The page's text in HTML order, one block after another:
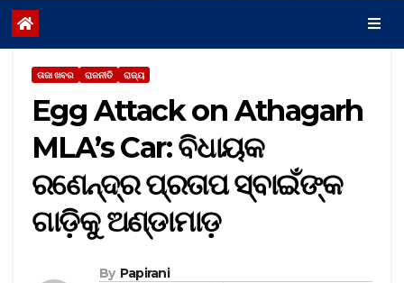
ତାଜା ଖବର ରାଜନୀତି ରାଜ୍ୟ
Egg Attack on Athagarh
MLA’s Car: ବିଧାୟକ
ରଣେନ୍ଦ୍ର ପ୍ରତାପ ସ୍ବାଇଁଙ୍କ
ଗାଡ଼ିକୁ ଅଣ୍ଡାମାଡ଼
By Papirani